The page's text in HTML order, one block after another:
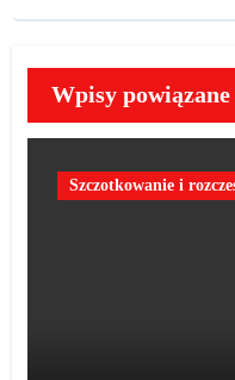
Wpisy powiązane
Szczotkowanie i